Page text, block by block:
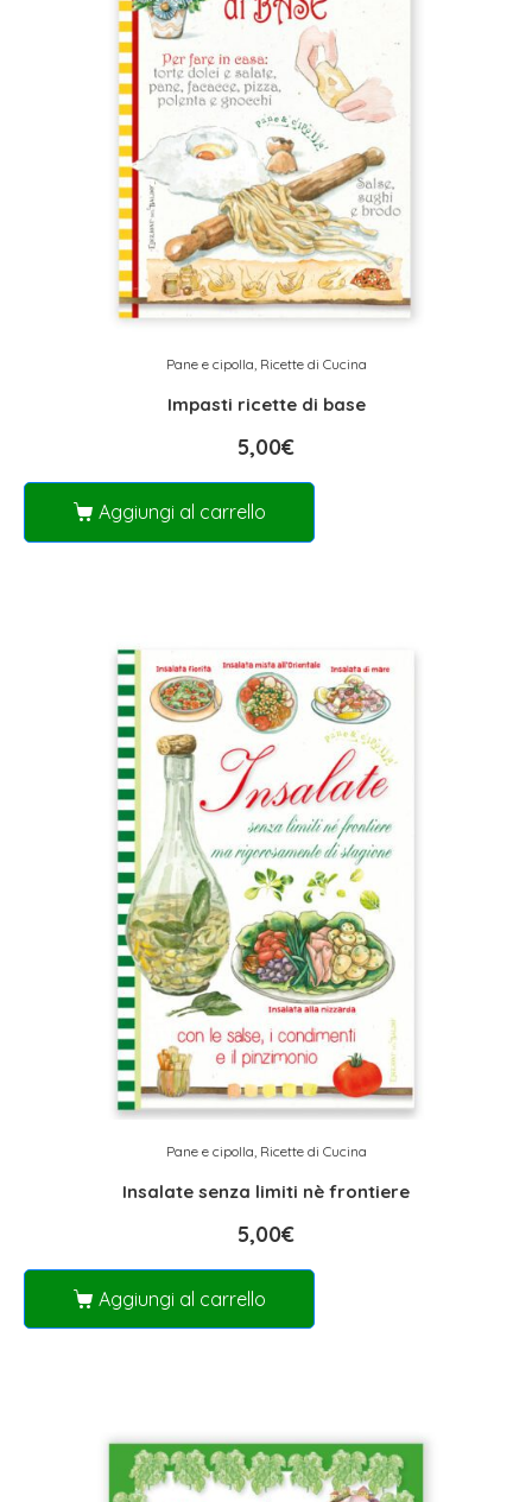
Pane e cipolla, Ricette di Cucina
Impasti ricette di base
5,00€
Aggiungi al carrello
Pane e cipolla Ricette di Cucina
Insalate senza limiti nè frontiere
5,00€
Aggiungi al carrello